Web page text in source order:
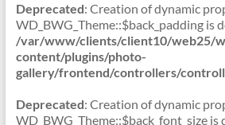
Deprecated: Creation of dynamic
WD_BWG_Theme::$back_padding is
/var/www/clients/client10/web25/
content/plugins/photo-
gallery/frontend/controllers/
Deprecated: Creation of dynamic
WD_BWG_Theme::$back_font_size is